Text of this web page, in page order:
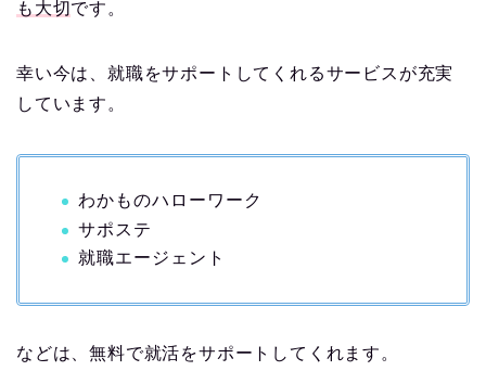
も大切です。
幸い今は、就職をサポートしてくれるサービスが充実
しています。
わかものハローワーク
サポステ
就職エージェント
などは、無料で就活をサポートしてくれます。